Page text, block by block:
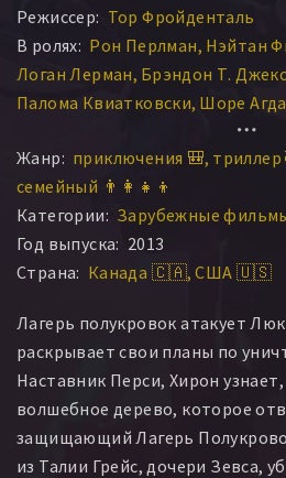
Режиссер: Тор Фройденталь
В ролях: Рон Перлман Нэйтан
Логан Лерман Брэндон Т.
Палома Квиатковски Шоре
Роберт
Октавия Спенсер Кристофер
Крэйг Робинсон Ливэн Рамбин
Энтони Хэд Грэй Дэймон
Морган Слемп Джейк Эйбел
Алекс Паунович Александра
Коннор Крэш Данн Алиша
Камилль Атебе Колби Чартрэнд
Аарон Тони Трэвис Вонг Кофи
Ханна Франкель Джордан
Бьорн Йервуд
Жанр: приключения 🎒 триллер
семейный 👨‍👩‍👧‍👦
Категории: Зарубежные
Год выпуска: 2013
Страна: Канада 🇨🇦 США 🇺🇸
Лагерь полукровок атакует
раскрывает свои планы по
Наставник Перси, Хирон
волшебное дерево, которое
защищающий Лагерь
из Талии Грейс, дочери Зевса,